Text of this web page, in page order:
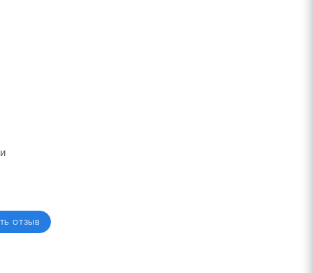
ОТЗЫВ